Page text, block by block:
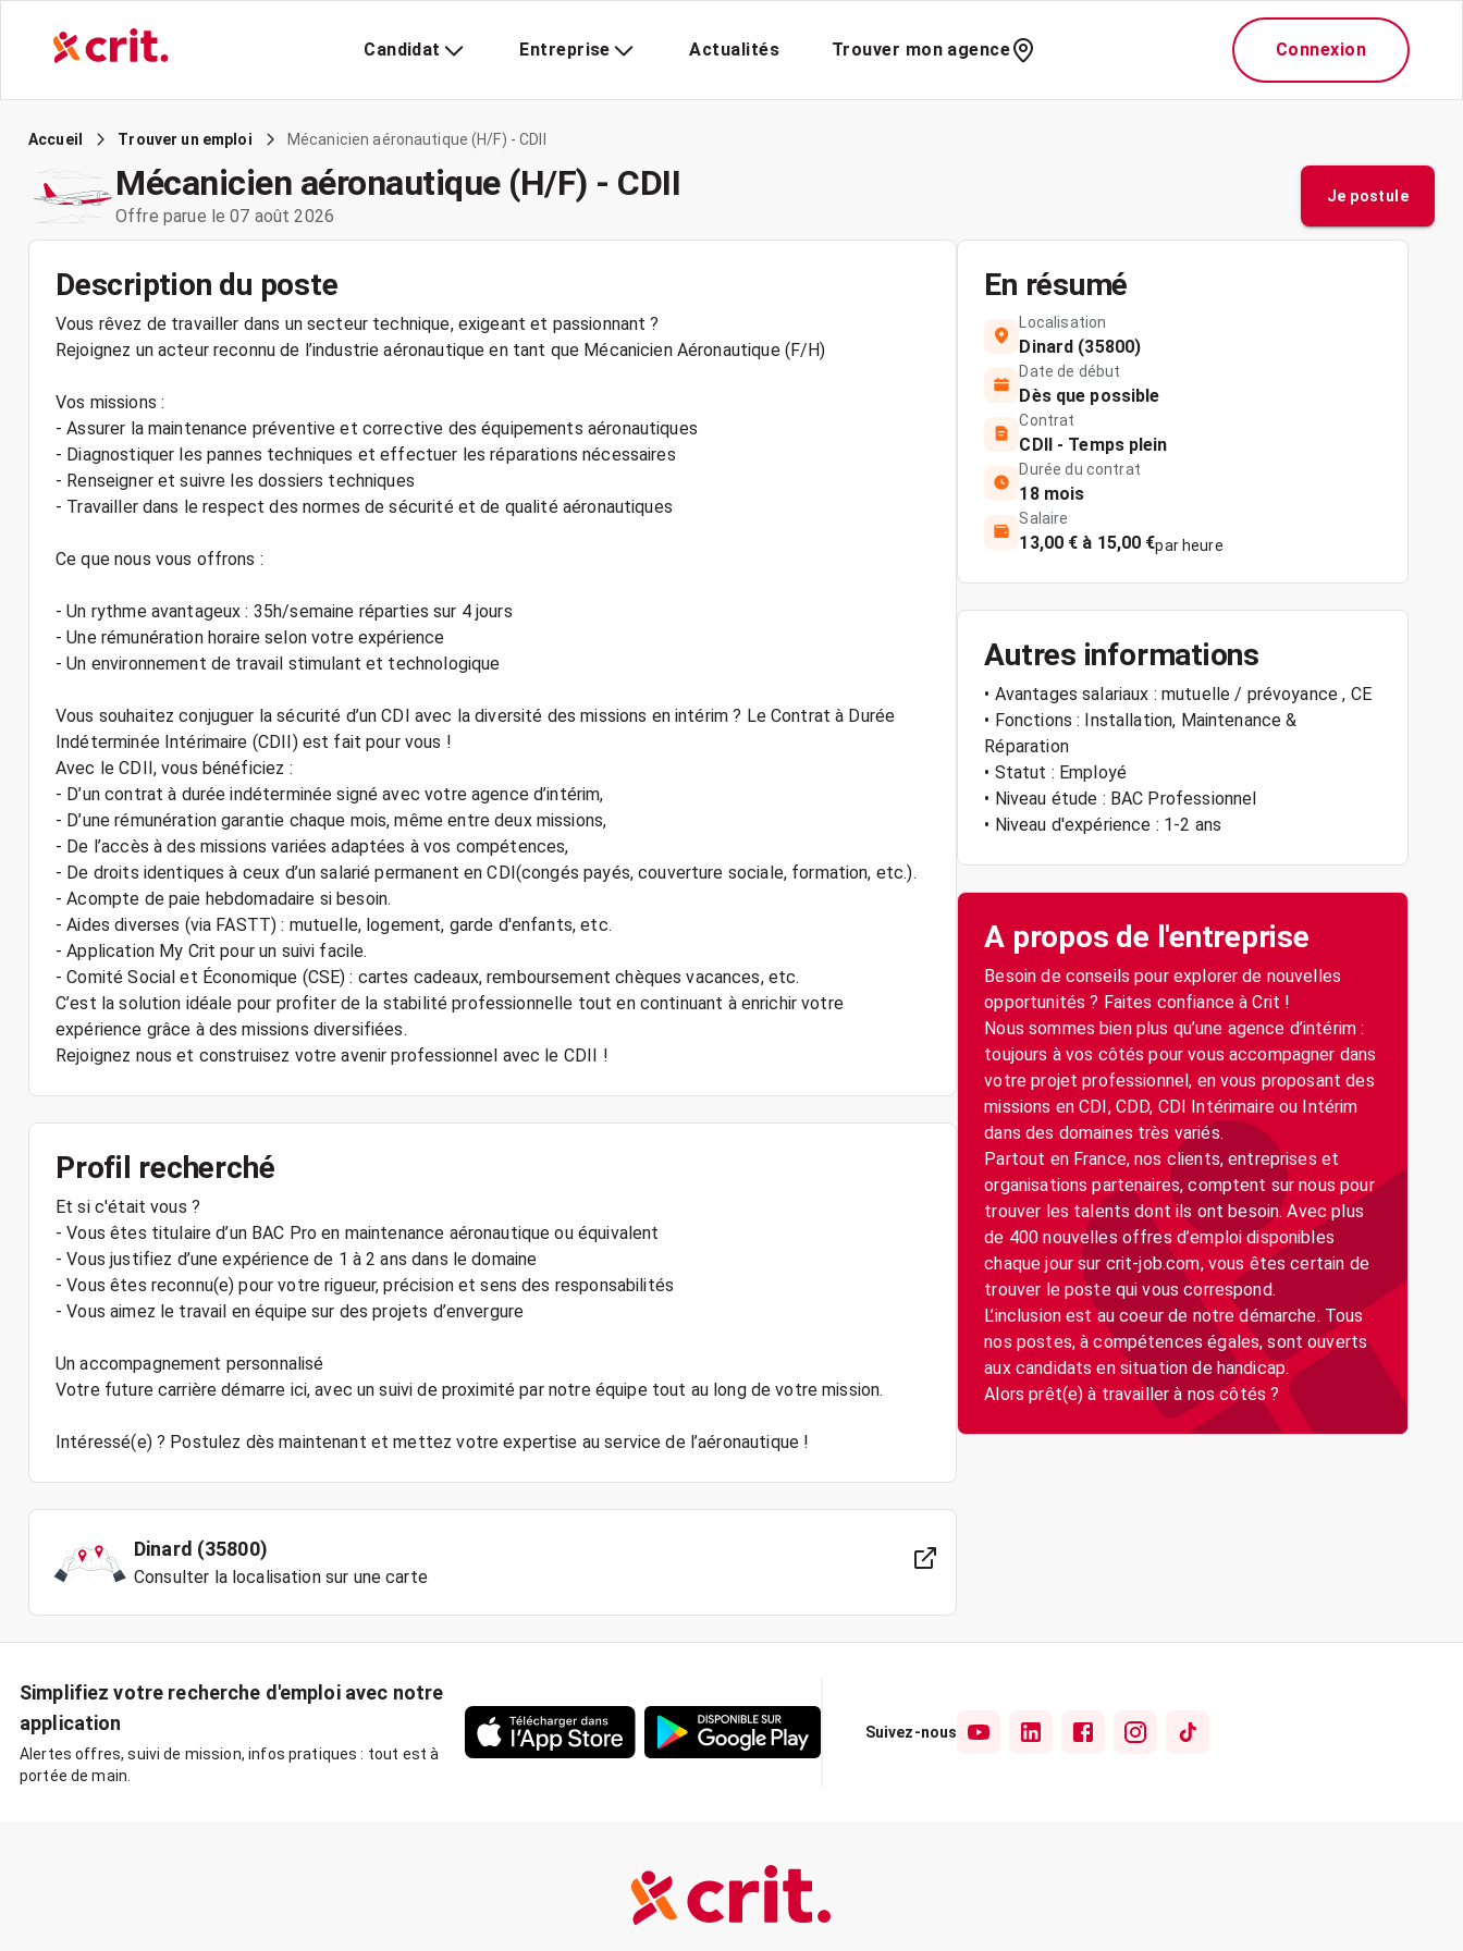
Candidat Entreprise Actualités Trouver mon agence Connexion
Accueil Trouver un emploi Mécanicien aéronautique (H/F) - CDII
Mécanicien aéronautique (H/F) - CDII
Offre parue le 07 août 2026
Je postule
Description du poste
Vous rêvez de travailler dans un secteur technique, exigeant et passionnant ?
Rejoignez un acteur reconnu de l’industrie aéronautique en tant que Mécanicien Aéronautique (F/H)
Vos missions :
- Assurer la maintenance préventive et corrective des équipements aéronautiques
- Diagnostiquer les pannes techniques et effectuer les réparations nécessaires
- Renseigner et suivre les dossiers techniques
- Travailler dans le respect des normes de sécurité et de qualité aéronautiques
Ce que nous vous offrons :
- Un rythme avantageux : 35h/semaine réparties sur 4 jours
- Une rémunération horaire selon votre expérience
- Un environnement de travail stimulant et technologique
Vous souhaitez conjuguer la sécurité d’un CDI avec la diversité des missions en intérim ? Le Contrat à Durée
Indéterminée Intérimaire (CDII) est fait pour vous !
Avec le CDII, vous bénéficiez :
- D’un contrat à durée indéterminée signé avec votre agence d’intérim,
- D’une rémunération garantie chaque mois, même entre deux missions,
- De l’accès à des missions variées adaptées à vos compétences,
- De droits identiques à ceux d’un salarié permanent en CDI(congés payés, couverture sociale, formation, etc.).
- Acompte de paie hebdomadaire si besoin.
- Aides diverses (via FASTT) : mutuelle, logement, garde d'enfants, etc.
- Application My Crit pour un suivi facile.
- Comité Social et Économique (CSE) : cartes cadeaux, remboursement chèques vacances, etc.
C’est la solution idéale pour profiter de la stabilité professionnelle tout en continuant à enrichir votre
expérience grâce à des missions diversifiées.
Profil recherché
Et si c'était vous ?
- Vous êtes titulaire d’un BAC Pro en maintenance aéronautique ou équivalent
- Vous justifiez d’une expérience de 1 à 2 ans dans le domaine
- Vous êtes reconnu(e) pour votre rigueur, précision et sens des responsabilités
- Vous aimez le travail en équipe sur des projets d’envergure
Un accompagnement personnalisé
Votre future carrière démarre ici, avec un suivi de proximité par notre équipe tout au long de votre mission.
Dinard (35800)
Consulter la localisation sur une carte
En résumé
Localisation
Dinard (35800)
Date de début
Dès que possible
Contrat
CDII - Temps plein
Durée du contrat
18 mois
Salaire
13,00 € à 15,00 €par heure
Autres informations
• Avantages salariaux : mutuelle / prévoyance , CE
• Fonctions : Installation, Maintenance &
Réparation
• Statut : Employé
• Niveau étude : BAC Professionnel
• Niveau d'expérience : 1-2 ans
A propos de l'entreprise
Besoin de conseils pour explorer de nouvelles
opportunités ? Faites confiance à Crit !
Nous sommes bien plus qu’une agence d’intérim :
toujours à vos côtés pour vous accompagner dans
votre projet professionnel, en vous proposant des
missions en CDI, CDD, CDI Intérimaire ou Intérim
dans des domaines très variés.
Partout en France, nos clients, entreprises et
organisations partenaires, comptent sur nous pour
trouver les talents dont ils ont besoin. Avec plus
de 400 nouvelles offres d’emploi disponibles
chaque jour sur crit-job.com, vous êtes certain de
trouver le poste qui vous correspond.
L’inclusion est au coeur de notre démarche. Tous
nos postes, à compétences égales, sont ouverts
aux candidats en situation de handicap.
Simplifiez votre recherche d'emploi avec notre
application
Alertes offres, suivi de mission, infos pratiques : tout est à
portée de main.
Suivez-nous